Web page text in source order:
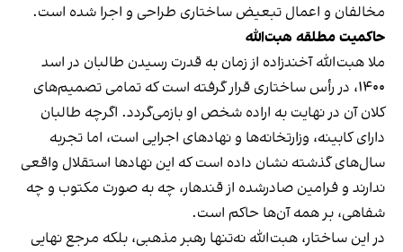
مخالفان و اعمال تبعیض ساختاری طراحی و اجرا شده است.
حاکمیت مطلقه هبت‌الله
ملا هبت‌الله آخندزاده از زمان به قدرت رسیدن طالبان در اسد
۱۴۰۰، در رأس ساختاری قرار گرفته است که تمامی تصمیم‌های
کلان آن در نهایت به اراده شخص او بازمی‌گردد. اگرچه طالبان
دارای کابینه، وزارتخانه‌ها و نهادهای اجرایی است، اما تجربه
سال‌های گذشته نشان داده است که این نهادها استقلال واقعی
ندارند و فرامین صادرشده از قندهار، چه به صورت مکتوب و چه
شفاهی، بر همه آن‌ها حاکم است.
در این ساختار، هبت‌الله نه‌تنها رهبر مذهبی، بلکه مرجع نهایی